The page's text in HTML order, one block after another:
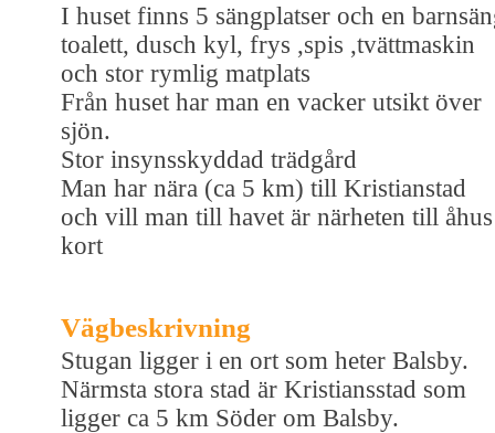
I huset finns 5 sängplatser och en
toalett, dusch kyl, frys ,spis ,tvättmaskin
och stor rymlig matplats
Från huset har man en vacker utsikt över
sjön.
Stor insynsskyddad trädgård
Man har nära (ca 5 km) till Kristianstad
och vill man till havet är närheten till åhus
kort
Vägbeskrivning
Stugan ligger i en ort som heter Balsby.
Närmsta stora stad är Kristiansstad som
ligger ca 5 km Söder om Balsby.